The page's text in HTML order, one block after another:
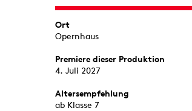
Ort
Opernhaus
Premiere dieser Produktion
4. Juli 2027
Altersempfehlung
ab Klasse 7